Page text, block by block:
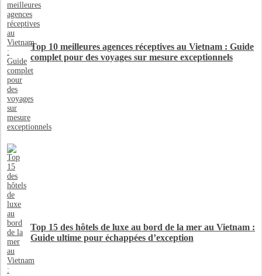
Top 10 meilleures agences réceptives au Vietnam : Guide
complet pour des voyages sur mesure exceptionnels
Top 15 des hôtels de luxe au bord de la mer au Vietnam :
Guide ultime pour échappées d’exception